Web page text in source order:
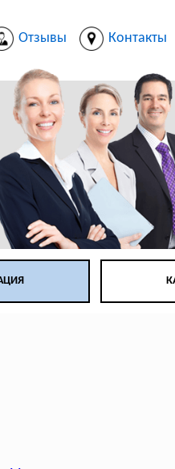
Отзывы Контакты